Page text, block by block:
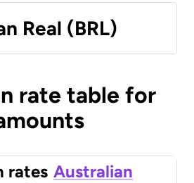
Real (BRL)
rate table for
rates Australian